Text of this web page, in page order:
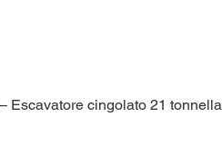
Vista rapida
Escavatore cingolato 21